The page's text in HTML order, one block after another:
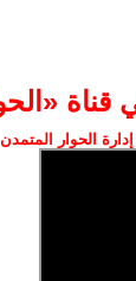
قناة
الحوار المتمدن